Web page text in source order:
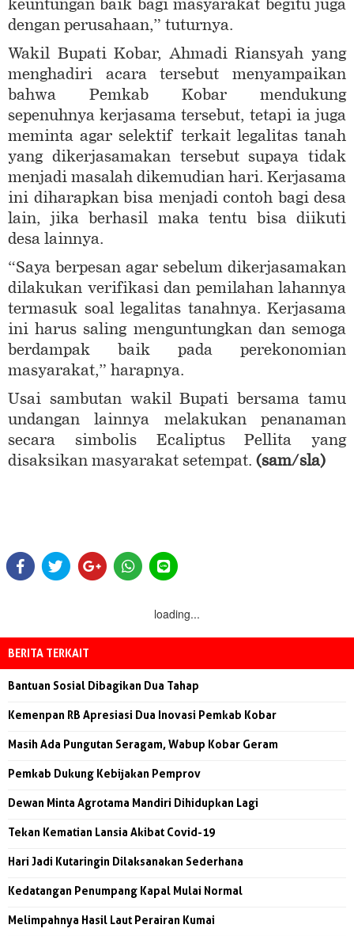
keuntungan baik bagi masyarakat begitu juga
dengan perusahaan,” tuturnya.
Wakil Bupati Kobar, Ahmadi Riansyah yang
menghadiri acara tersebut menyampaikan
bahwa Pemkab Kobar mendukung
sepenuhnya kerjasama tersebut, tetapi ia juga
meminta agar selektif terkait legalitas tanah
yang dikerjasamakan tersebut supaya tidak
menjadi masalah dikemudian hari. Kerjasama
ini diharapkan bisa menjadi contoh bagi desa
lain, jika berhasil maka tentu bisa diikuti
desa lainnya.
“Saya berpesan agar sebelum dikerjasamakan
dilakukan verifikasi dan pemilahan lahannya
termasuk soal legalitas tanahnya. Kerjasama
ini harus saling menguntungkan dan semoga
berdampak baik pada perekonomian
masyarakat,” harapnya.
Usai sambutan wakil Bupati bersama tamu
undangan lainnya melakukan penanaman
secara simbolis Ecaliptus Pellita yang
disaksikan masyarakat setempat. (sam/sla)
loading...
BERITA TERKAIT
Bantuan Sosial Dibagikan Dua Tahap
Kemenpan RB Apresiasi Dua Inovasi Pemkab Kobar
Masih Ada Pungutan Seragam, Wabup Kobar Geram
Pemkab Dukung Kebijakan Pemprov
Dewan Minta Agrotama Mandiri Dihidupkan Lagi
Tekan Kematian Lansia Akibat Covid-19
Hari Jadi Kutaringin Dilaksanakan Sederhana
Kedatangan Penumpang Kapal Mulai Normal
Melimpahnya Hasil Laut Perairan Kumai